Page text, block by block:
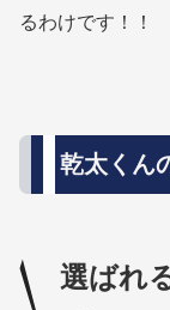
るわけです！！
乾太くん
選ばれ